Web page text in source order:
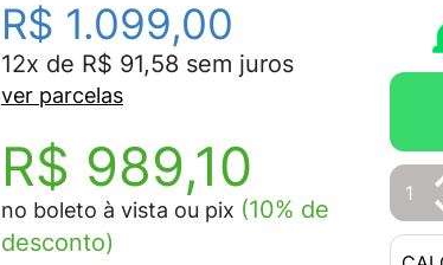
R$ 1.099,00
12x de R$ 91,58 sem juros
ver parcelas
R$ 989,10
no boleto à vista ou pix (10% de
desconto)